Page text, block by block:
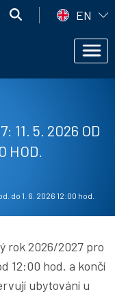
EN
11. 5. 2026 OD
HOD.
do 1. 6. 2026 12:00 hod.
rok 2026/2027 pro
12:00 hod. a končí
ubytování u